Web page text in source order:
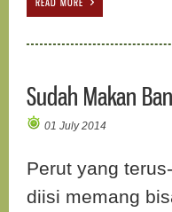
Sudah Makan
01 July 2014
Perut yang
diisi memang